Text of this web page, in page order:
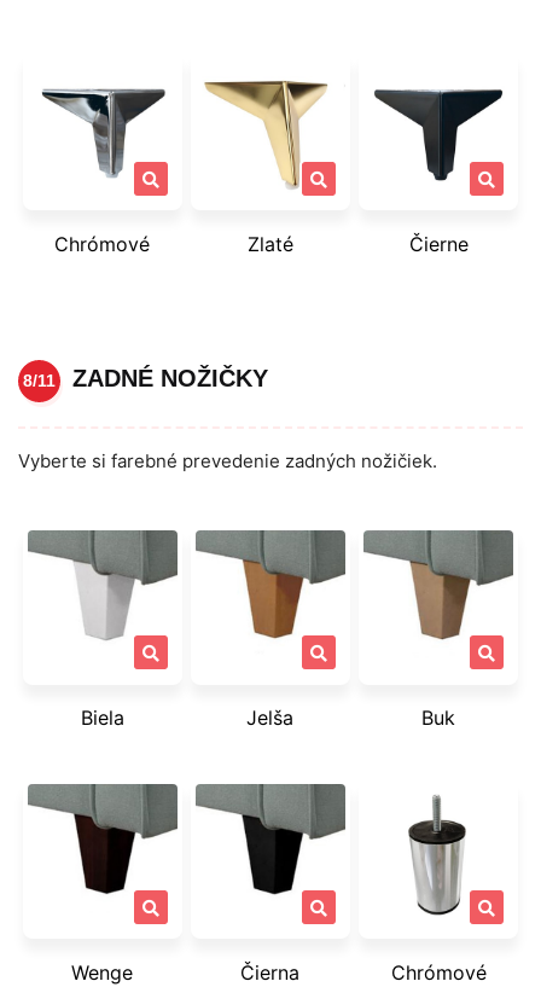
Chrómové Zlaté Čierne
8/11 ZADNÉ NOŽIČKY
Vyberte si farebné prevedenie zadných nožičiek.
Biela Jelša Buk
Wenge Čierna
Chrómové